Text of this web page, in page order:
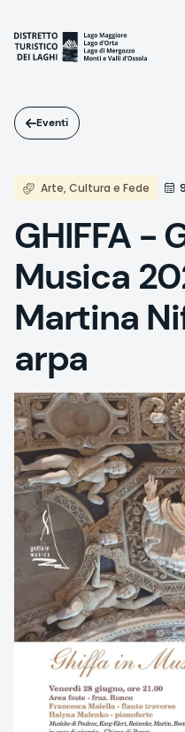
contenuto
principale
Eventi
Arte, Cultura e Fede
GHIFFA -
Musica
Martina
arpa